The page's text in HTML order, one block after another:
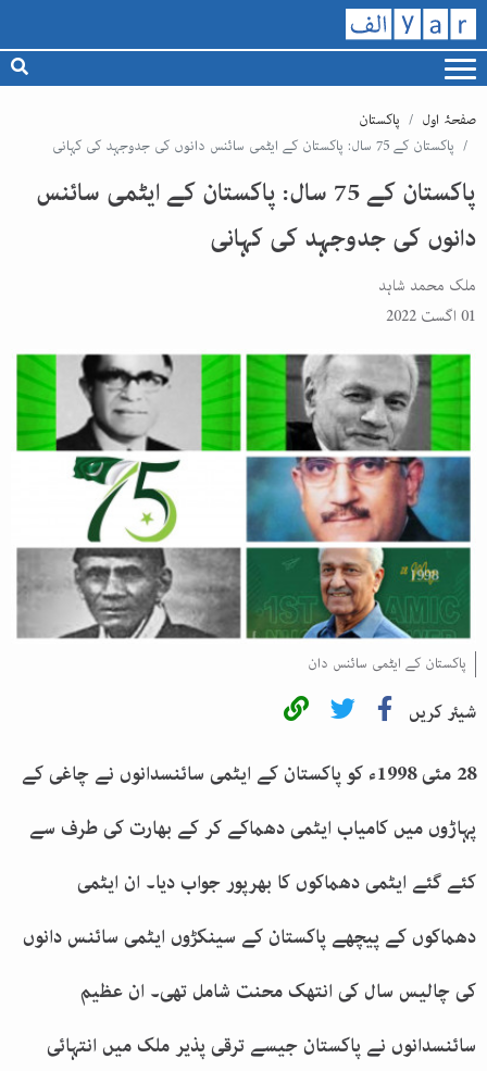
صفحۂ اول
پاکستان
پاکستان کے 75 سال: پاکستان کے ایٹمی سائنس دانوں کی جدوجہد کی کہانی
پاکستان کے 75 سال: پاکستان کے ایٹمی سائنس
دانوں کی جدوجہد کی کہانی
ملک محمد شاہد
01 اگست 2022
پاکستان کے ایٹمی سائنس دان
شیئر کریں
28 مئی 1998ء کو پاکستان کے ایٹمی سائنسدانوں نے چاغی کے
پہاڑوں میں کامیاب ایٹمی دھماکے کر کے بھارت کی طرف سے
کئے گئے ایٹمی دھماکوں کا بھرپور جواب دیا۔ ان ایٹمی
دھماکوں کے پیچھے پاکستان کے سینکڑوں ایٹمی سائنس دانوں
کی چالیس سال کی انتھک محنت شامل تھی۔ ان عظیم
سائنسدانوں نے پاکستان جیسے ترقی پذیر ملک میں انتہائی